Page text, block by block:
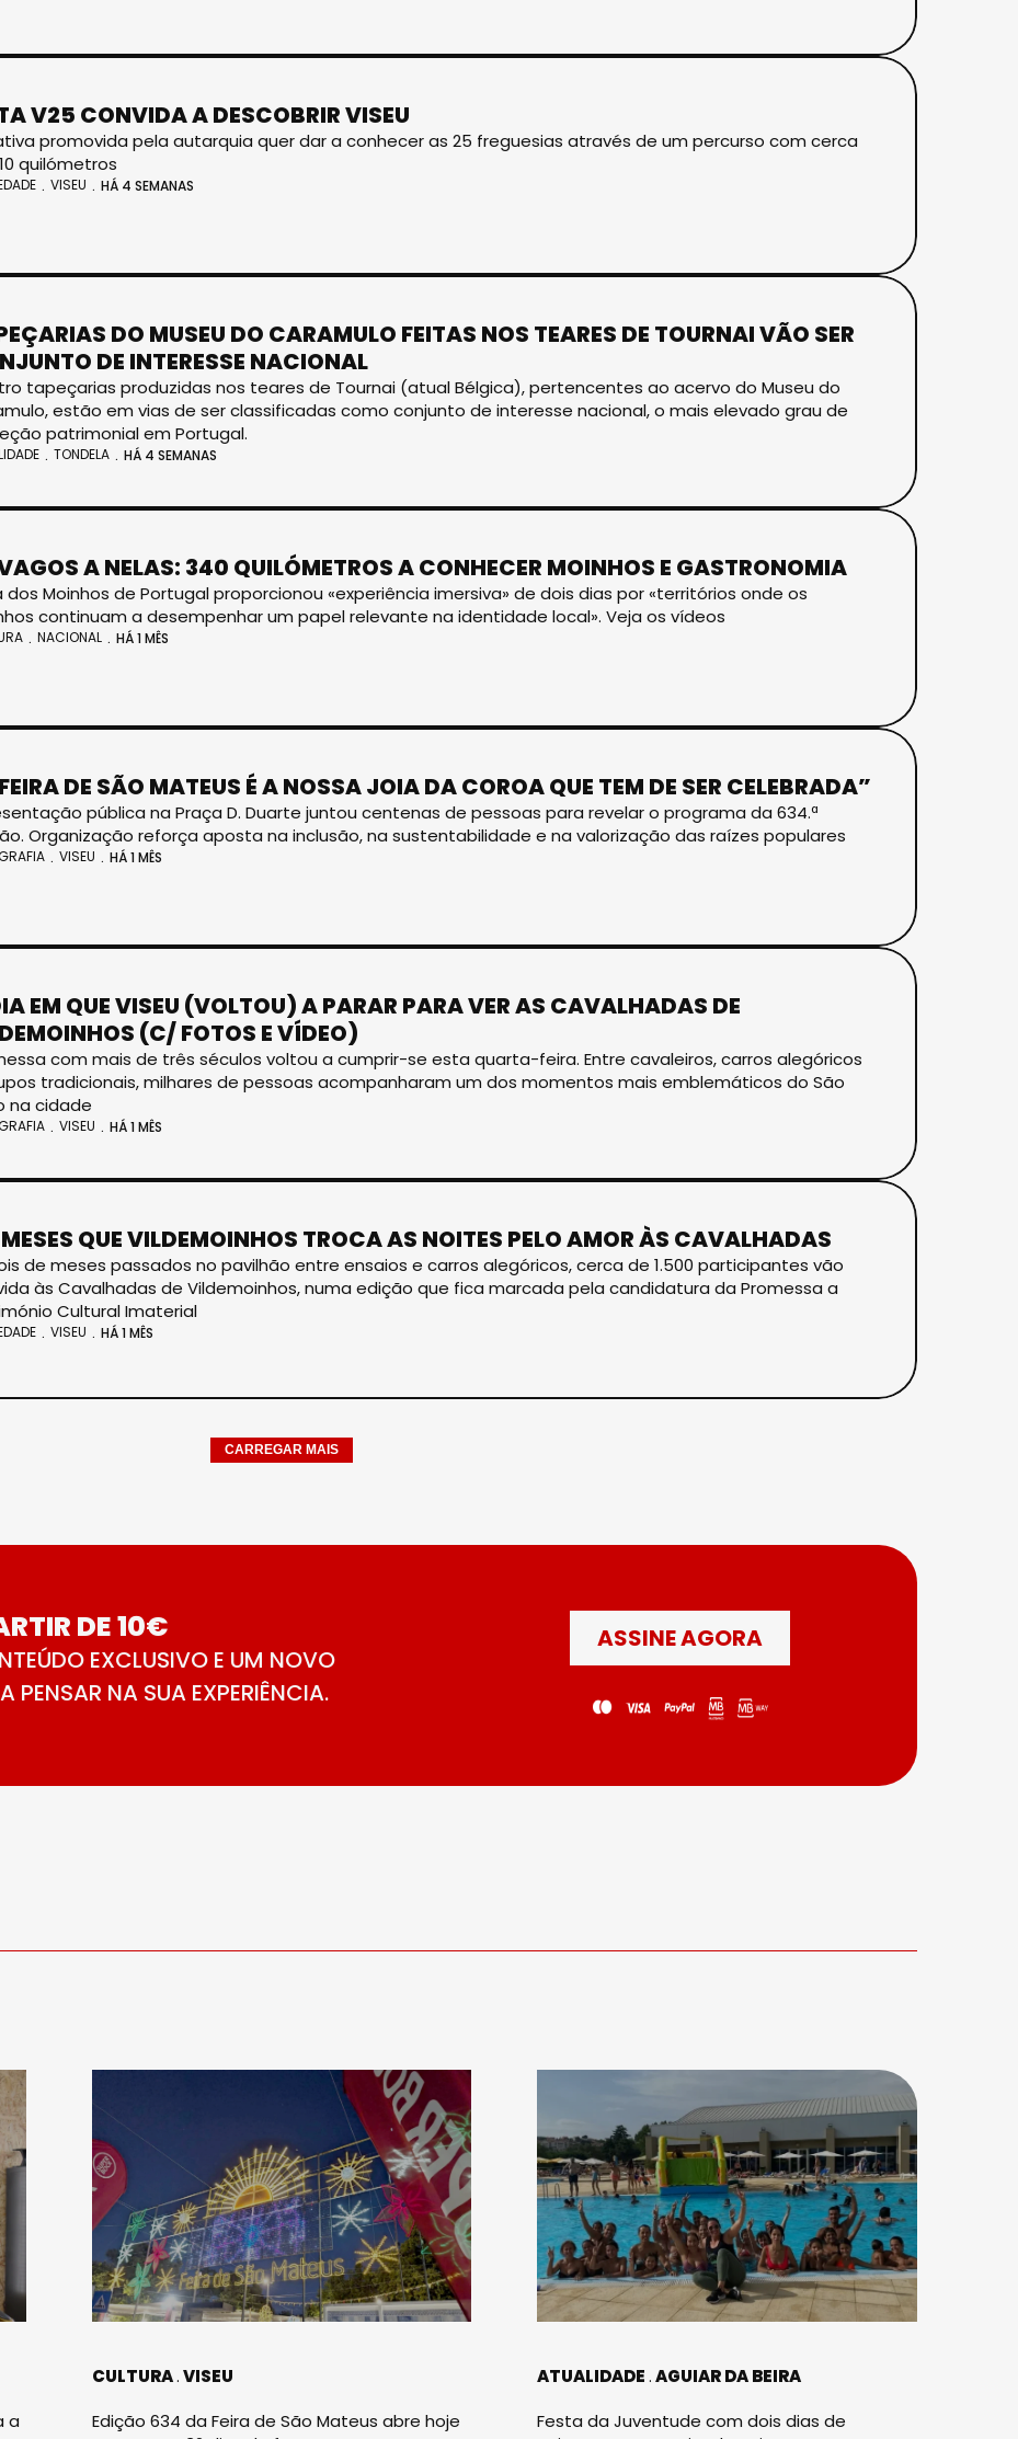
V25 CONVIDA A DESCOBRIR VISEU
promovida pela autarquia quer dar a conhecer as 25 freguesias através de um percurso com cerca
quilómetros
VISEU HÁ 4 SEMANAS
DO MUSEU DO CARAMULO FEITAS NOS TEARES DE TOURNAI VÃO SER
DE INTERESSE NACIONAL
tapeçarias produzidas nos teares de Tournai (atual Bélgica), pertencentes ao acervo do Museu do
estão em vias de ser classificadas como conjunto de interesse nacional, o mais elevado grau de
patrimonial em Portugal.
TONDELA HÁ 4 SEMANAS
A NELAS: 340 QUILÓMETROS A CONHECER MOINHOS E GASTRONOMIA
dos Moinhos de Portugal proporcionou «experiência imersiva» de dois dias por «territórios onde os
continuam a desempenhar um papel relevante na identidade local». Veja os vídeos
NACIONAL HÁ 1 MÊS
DE SÃO MATEUS É A NOSSA JOIA DA COROA QUE TEM DE SER CELEBRADA”
pública na Praça D. Duarte juntou centenas de pessoas para revelar o programa da 634.ª
Organização reforça aposta na inclusão, na sustentabilidade e na valorização das raízes populares
VISEU HÁ 1 MÊS
EM QUE VISEU (VOLTOU) A PARAR PARA VER AS CAVALHADAS DE
(C/ FOTOS E VÍDEO)
com mais de três séculos voltou a cumprir-se esta quarta-feira. Entre cavaleiros, carros alegóricos
tradicionais, milhares de pessoas acompanharam um dos momentos mais emblemáticos do São
na cidade
VISEU HÁ 1 MÊS
QUE VILDEMOINHOS TROCA AS NOITES PELO AMOR ÀS CAVALHADAS
de meses passados no pavilhão entre ensaios e carros alegóricos, cerca de 1.500 participantes vão
às Cavalhadas de Vildemoinhos, numa edição que fica marcada pela candidatura da Promessa a
Cultural Imaterial
VISEU HÁ 1 MÊS
CARREGAR MAIS
DE 10€
EXCLUSIVO E UM NOVO
PENSAR NA SUA EXPERIÊNCIA.
ASSINE AGORA
a
CULTURA VISEU
Edição 634 da Feira de São Mateus abre hoje
ATUALIDADE AGUIAR DA BEIRA
Festa da Juventude com dois dias de